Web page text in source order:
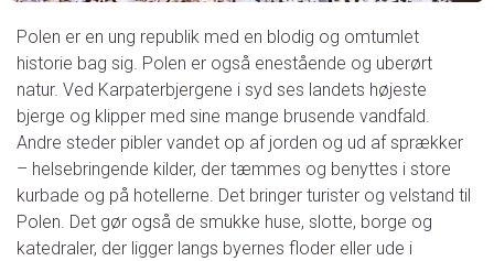
Polen er en ung republik med en blodig og omtumlet
historie bag sig. Polen er også enestående og uberørt
natur. Ved Karpaterbjergene i syd ses landets højeste
bjerge og klipper med sine mange brusende vandfald.
Andre steder pibler vandet op af jorden og ud af sprækker
– helsebringende kilder, der tæmmes og benyttes i store
kurbade og på hotellerne. Det bringer turister og velstand til
Polen. Det gør også de smukke huse, slotte, borge og
katedraler, der ligger langs byernes floder eller ude i